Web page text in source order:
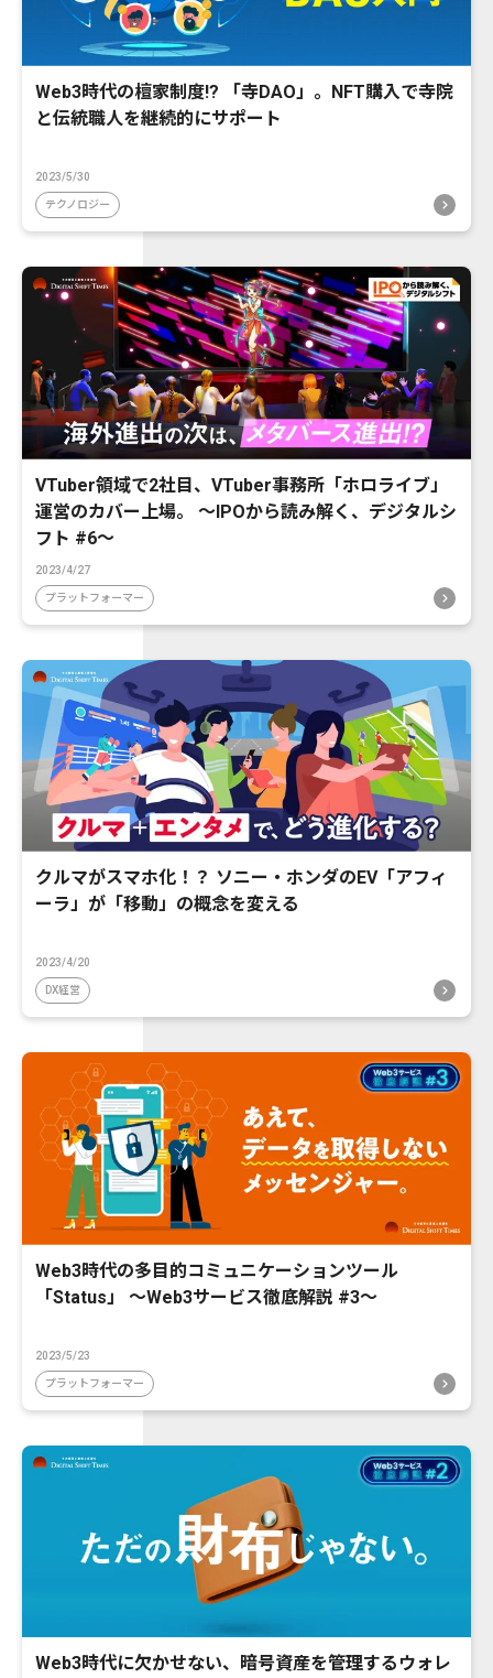
Web3時代の檀家制度!? 「寺DAO」。NFT購入で寺院
と伝統職人を継続的にサポート
2023/5/30
テクノロジー
VTuber領域で2社目、VTuber事務所「ホロライブ」
運営のカバー上場。 〜IPOから読み解く、デジタルシ
フト #6〜
2023/4/27
プラットフォーマー
クルマがスマホ化！？ ソニー・ホンダのEV「アフィ
ーラ」が「移動」の概念を変える
2023/4/20
DX経営
Web3時代の多目的コミュニケーションツール
「Status」 〜Web3サービス徹底解説 #3〜
2023/5/23
プラットフォーマー
Web3時代に欠かせない、暗号資産を管理するウォレ